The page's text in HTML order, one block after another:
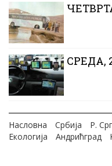
CРЕДА,
Насловна Србија Р.
Екологија
Андрићград